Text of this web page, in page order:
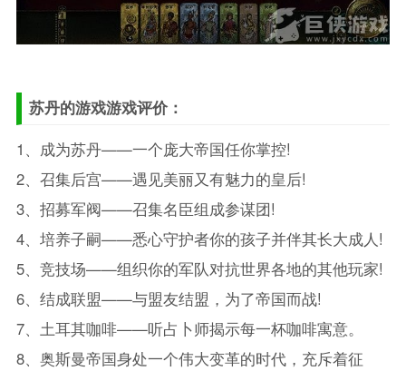
苏丹的游戏游戏评价：
1、成为苏丹——一个庞大帝国任你掌控!
2、召集后宫——遇见美丽又有魅力的皇后!
3、招募军阀——召集名臣组成参谋团!
4、培养子嗣——悉心守护者你的孩子并伴其长大成人!
5、竞技场——组织你的军队对抗世界各地的其他玩家!
6、结成联盟——与盟友结盟，为了帝国而战!
7、土耳其咖啡——听占卜师揭示每一杯咖啡寓意。
8、奥斯曼帝国身处一个伟大变革的时代，充斥着征